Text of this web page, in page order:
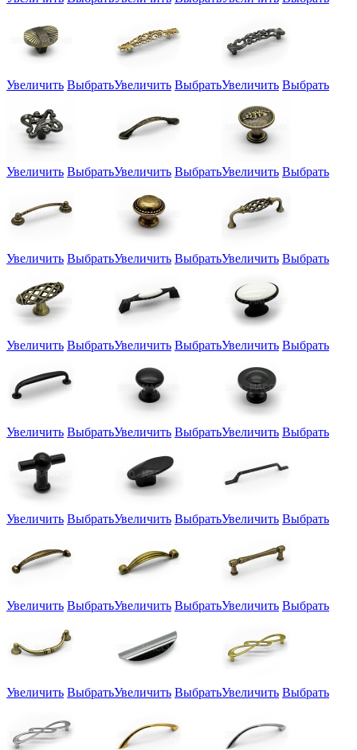
Увеличить ВыбратьУвеличить ВыбратьУвеличить Выбрать
Увеличить ВыбратьУвеличить ВыбратьУвеличить Выбрать
Увеличить ВыбратьУвеличить ВыбратьУвеличить Выбрать
Увеличить ВыбратьУвеличить ВыбратьУвеличить Выбрать
Увеличить ВыбратьУвеличить ВыбратьУвеличить Выбрать
Увеличить ВыбратьУвеличить ВыбратьУвеличить Выбрать
Увеличить ВыбратьУвеличить ВыбратьУвеличить Выбрать
Увеличить ВыбратьУвеличить ВыбратьУвеличить Выбрать